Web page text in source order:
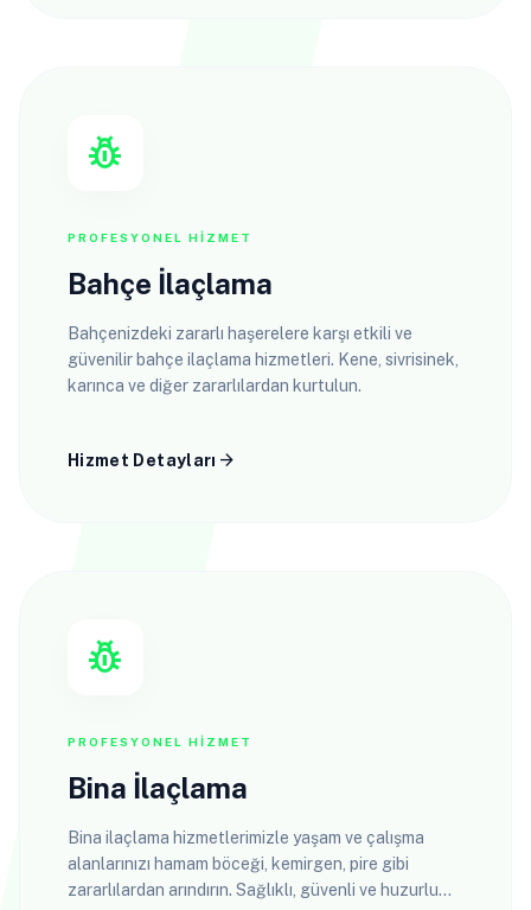
pest_control
PROFESYONEL HIZMET
Bahçe İlaçlama
Bahçenizdeki zararlı haşerelere karşı etkili ve
güvenilir bahçe ilaçlama hizmetleri. Kene, sivrisinek,
karınca ve diğer zararlılardan kurtulun.
Hizmet Detayları arrow_forward
pest_control
PROFESYONEL HIZMET
Bina İlaçlama
Bina ilaçlama hizmetlerimizle yaşam ve çalışma
alanlarınızı hamam böceği, kemirgen, pire gibi
zararlılardan arındırın. Sağlıklı, güvenli ve huzurlu